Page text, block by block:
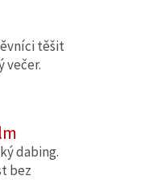
těšit
večer.
dabing.
bez